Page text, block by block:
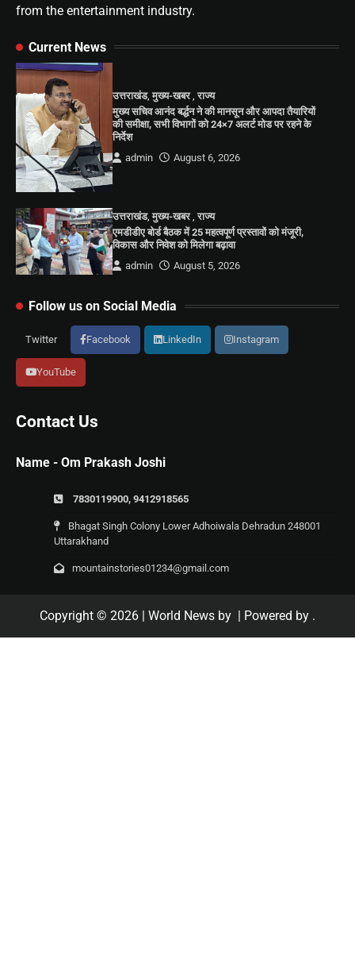
from the entertainment industry.
Current News
उत्तराखंड,मुख्य-खबर,राज्य
मुख्य सचिव आनंद बर्द्धन ने की मानसून और आपदा तैयारियों
की समीक्षा, सभी विभागों को 24×7 अलर्ट मोड पर रहने के
निर्देश
admin
August 6, 2026
उत्तराखंड,मुख्य-खबर,राज्य
एमडीडीए बोर्ड बैठक में 25 महत्वपूर्ण प्रस्तावों को मंजूरी,
विकास और निवेश को मिलेगा बढ़ावा
admin
August 5, 2026
Follow us on Social Media
Twitter Facebook LinkedIn Instagram
YouTube
Contact Us
Name - Om Prakash Joshi
7830119900, 9412918565
Bhagat Singh Colony Lower Adhoiwala Dehradun 248001
Uttarakhand
mountainstories01234@gmail.com
Copyright © 2026 | World News by | Powered by .